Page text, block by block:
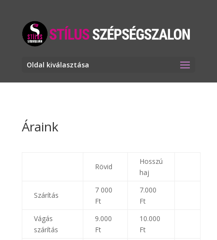
Oldal kiválasztása
Áraink
Rövid
Hosszú
haj
Szárítás
7 000
Ft
7.000
Ft
Vágás
szárítás
9.000
Ft
10.000
Ft